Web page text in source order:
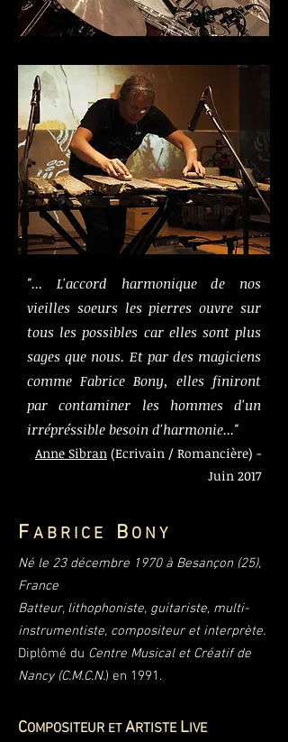
"... L'accord harmonique de nos
vieilles soeurs les pierres ouvre sur
tous les possibles car elles sont plus
sages que nous. Et par des magiciens
comme Fabrice Bony, elles finiront
par contaminer les hommes d'un
irrépréssible besoin d'harmonie..."
Anne Sibran (Ecrivain / Romancière) -
Juin 2017
F A B R I C E B O N Y
Né le 23 décembre 1970 à Besançon (25),
France
Batteur, lithophoniste, guitariste, multi-
instrumentiste, compositeur et interprète.
Diplômé du Centre Musical et Créatif de
Nancy (C.M.C.N.) en 1991.
COMPOSITEUR ET ARTISTE LIVE